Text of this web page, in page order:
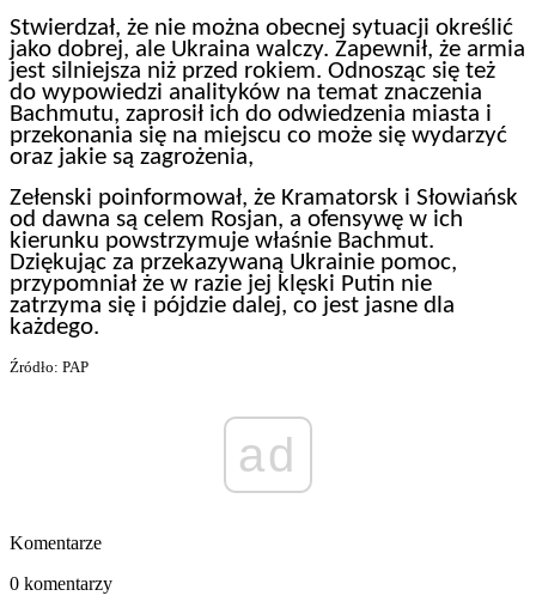
Stwierdzał, że nie można obecnej sytuacji określić
jako dobrej, ale Ukraina walczy. Zapewnił, że armia
jest silniejsza niż przed rokiem. Odnosząc się też
do wypowiedzi analityków na temat znaczenia
Bachmutu, zaprosił ich do odwiedzenia miasta i
przekonania się na miejscu co może się wydarzyć
oraz jakie są zagrożenia,
Zełenski poinformował, że Kramatorsk i Słowiańsk
od dawna są celem Rosjan, a ofensywę w ich
kierunku powstrzymuje właśnie Bachmut.
Dziękując za przekazywaną Ukrainie pomoc,
przypomniał że w razie jej klęski Putin nie
zatrzyma się i pójdzie dalej, co jest jasne dla
każdego.
Źródło: PAP
ad
Komentarze
0 komentarzy